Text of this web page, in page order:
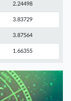
2.24498
3.83729
3.87564
1.66355